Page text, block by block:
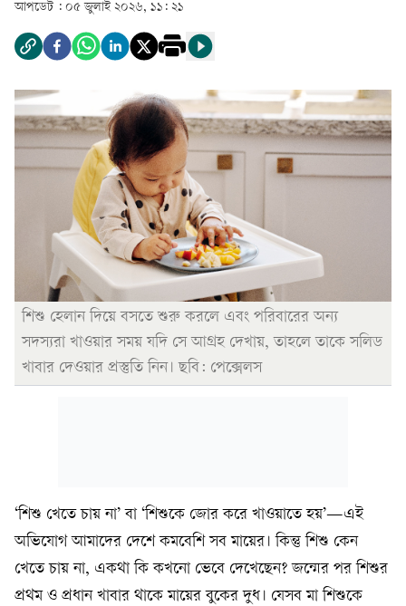
আপডেট : ০৫ জুলাই ২০২৬, ১১: ২১
শিশু হেলান দিয়ে বসতে শুরু করলে এবং পরিবারের অন্য
সদস্যরা খাওয়ার সময় যদি সে আগ্রহ দেখায়, তাহলে তাকে সলিড
খাবার দেওয়ার প্রস্তুতি নিন। ছবি: পেক্সেলস
‘শিশু খেতে চায় না’ বা ‘শিশুকে জোর করে খাওয়াতে হয়’—এই
অভিযোগ আমাদের দেশে কমবেশি সব মায়ের। কিন্তু শিশু কেন
খেতে চায় না, একথা কি কখনো ভেবে দেখেছেন? জন্মের পর শিশুর
প্রথম ও প্রধান খাবার থাকে মায়ের বুকের দুধ। যেসব মা শিশুকে